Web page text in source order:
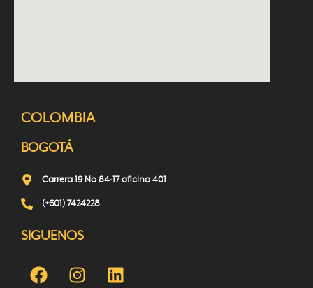
COLOMBIA
BOGOTÁ
Carrera 19 No 84-17 oficina 401
(+601) 7424228
SIGUENOS